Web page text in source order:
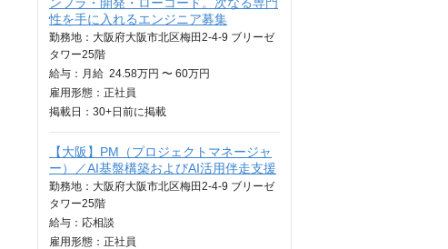
性を手に入れるエンジニア募集
勤務地：大阪府大阪市北区梅田2-4-9 ブリーゼ
タワー25階
給与： 月給 24.58万円 〜 60万円
雇用形態：正社員
掲載日： 30+日 前に掲載
【大阪】PM（プロジェクトマネージャ
ー）／AI基盤構築およびAI活用伴走支援
勤務地：大阪府大阪市北区梅田2-4-9 ブリーゼ
タワー25階
給与： 応相談
雇用形態：正社員